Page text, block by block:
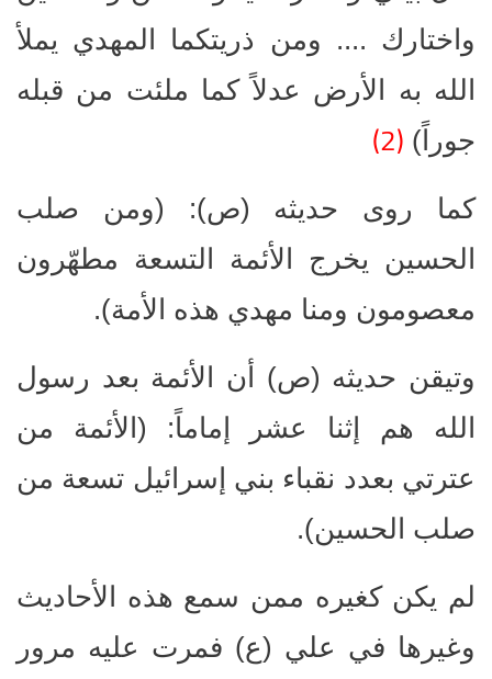
واختارك .... ومن ذريتكما المهدي يملأ
الله به الأرض عدلاً كما ملئت من قبله
جوراً) (2)
كما روى حديثه (ص): (ومن صلب
الحسين يخرج الأئمة التسعة مطهّرون
معصومون ومنا مهدي هذه الأمة).
وتيقن حديثه (ص) أن الأئمة بعد رسول
الله هم إثنا عشر إماماً: (الأئمة من
عترتي بعدد نقباء بني إسرائيل تسعة من
صلب الحسين).
لم يكن كغيره ممن سمع هذه الأحاديث
وغيرها في علي (ع) فمرت عليه مرور